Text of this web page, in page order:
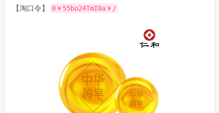
【淘口令】
0￥55bo24TmI0a￥/